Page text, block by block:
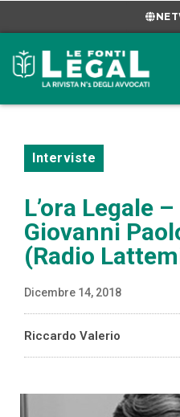
Interviste
L’ora Legale
Giovanni
(Radio
Dicembre 14, 2018
Riccardo Valerio